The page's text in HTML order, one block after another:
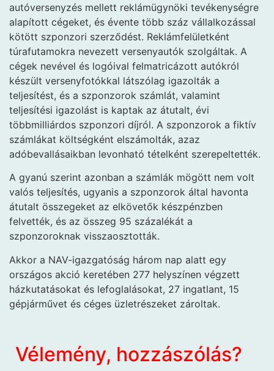
autóversenyzés mellett reklámügynöki tevékenységre
alapított cégeket, és évente több száz vállalkozással
kötött szponzori szerződést. Reklámfelületként
túrafutamokra nevezett versenyautók szolgáltak. A
cégek nevével és logóival felmatricázott autókról
készült versenyfotókkal látszólag igazolták a
teljesítést, és a szponzorok számlát, valamint
teljesítési igazolást is kaptak az átutalt, évi
többmilliárdos szponzori díjról. A szponzorok a fiktív
számlákat költségként elszámolták, azaz
adóbevallásaikban levonható tételként szerepeltették.
A gyanú szerint azonban a számlák mögött nem volt
valós teljesítés, ugyanis a szponzorok által havonta
átutalt összegeket az elkövetők készpénzben
felvették, és az összeg 95 százalékát a
szponzoroknak visszaosztották.
Akkor a NAV-igazgatóság három nap alatt egy
országos akció keretében 277 helyszínen végzett
házkutatásokat és lefoglalásokat, 27 ingatlant, 15
gépjárművet és céges üzletrészeket zároltak.
Vélemény, hozzászólás?